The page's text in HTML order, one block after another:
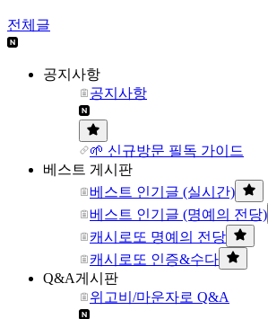
전체글
공지사항
공지사항
🌱 신규방문 필독 가이드
베스트 게시판
베스트 인기글 (실시간)
베스트 인기글 (명예의 전당)
캐시로또 명예의 전당
캐시로또 인증&수다
Q&A게시판
위고비/마운자로 Q&A